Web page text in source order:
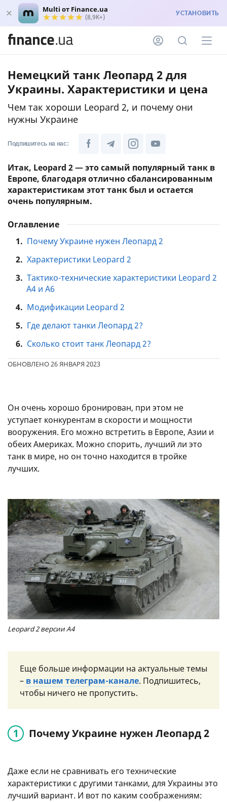
Multi от Finance.ua
(8,9K+) УСТАНОВИТЬ
Немецкий танк Леопард 2 для
Украины. Характеристики и цена
Чем так хороши Leopard 2, и почему они
нужны Украине
Подпишитесь на нас:
Итак, Leopard 2 — это самый популярный танк в
Европе, благодаря отлично сбалансированным
характеристикам этот танк был и остается
очень популярным.
Оглавление
1. Почему Украине нужен Леопард 2
2. Характеристики Leopard 2
3. Тактико-технические характеристики Leopard 2
A4 и A6
4. Модификации Leopard 2
5. Где делают танки Леопард 2?
6. Сколько стоит танк Леопард 2?
ОБНОВЛЕНО 26 ЯНВАРЯ 2023
Он очень хорошо бронирован, при этом не
уступает конкурентам в скорости и мощности
вооружения. Его можно встретить в Европе, Азии и
обеих Америках. Можно спорить, лучший ли это
танк в мире, но он точно находится в тройке
лучших.
Leopard 2 версии A4
Еще больше информации на актуальные темы
– в нашем телеграм-канале. Подпишитесь,
чтобы ничего не пропустить.
Почему Украине нужен Леопард 2
Даже если не сравнивать его технические
характеристики с другими танками, для Украины это
лучший вариант. И вот по каким соображениям: